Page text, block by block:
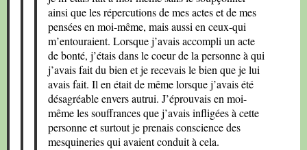
ainsi que les répercutions de mes actes et de mes
pensées en moi-même, mais aussi en ceux-qui
m’entouraient. Lorsque j’avais accompli un acte
de bonté, j’étais dans le coeur de la personne à qui
j’avais fait du bien et je recevais le bien que je lui
avais fait. Il en était de même lorsque j’avais été
désagréable envers autrui. J’éprouvais en moi-
même les souffrances que j’avais infligées à cette
personne et surtout je prenais conscience des
mesquineries qui avaient conduit à cela.